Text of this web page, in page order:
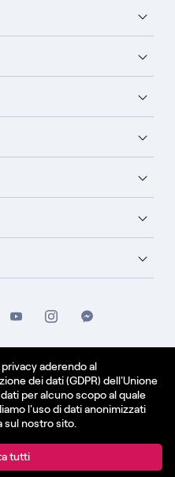
aderendo al
dei dati (GDPR) dell'Unione
per alcuno scopo al quale
l'uso di dati anonimizzati
sul nostro sito.
tutti
Enel Spa VAT code